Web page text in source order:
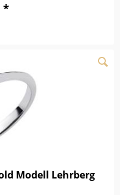
*
Modell Lehrberg